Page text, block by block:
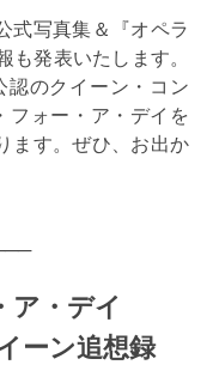
式写真集＆『オペラ
も発表いたします。
認のクイーン・コン
フォー・ア・デイを
ます。ぜひ、お出か
ア・デイ
ーン追想録